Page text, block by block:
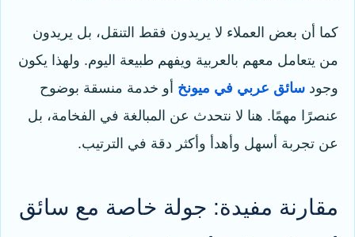
كما أن بعض العملاء لا يريدون فقط التنقل، بل يريدون
من يتعامل معهم بالعربية ويفهم طبيعة اليوم. ولهذا يكون
وجود سائق عربي في ميونخ أو خدمة منسقة بوضوح
عنصرًا مهمًا. هنا لا نتحدث عن المبالغة في الفخامة، بل
عن تجربة أسهل وأهدأ وأكثر دقة في الترتيب.
مقارنة مفيدة: جولة خاصة مع سائق